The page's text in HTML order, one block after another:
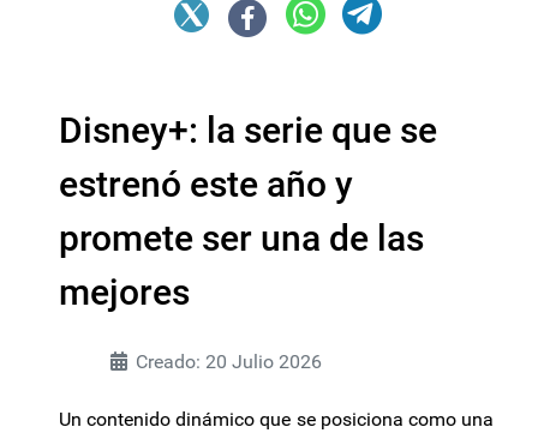
Disney+: la serie que se
estrenó este año y
promete ser una de las
mejores
Creado: 20 Julio 2026
Un contenido dinámico que se posiciona como una